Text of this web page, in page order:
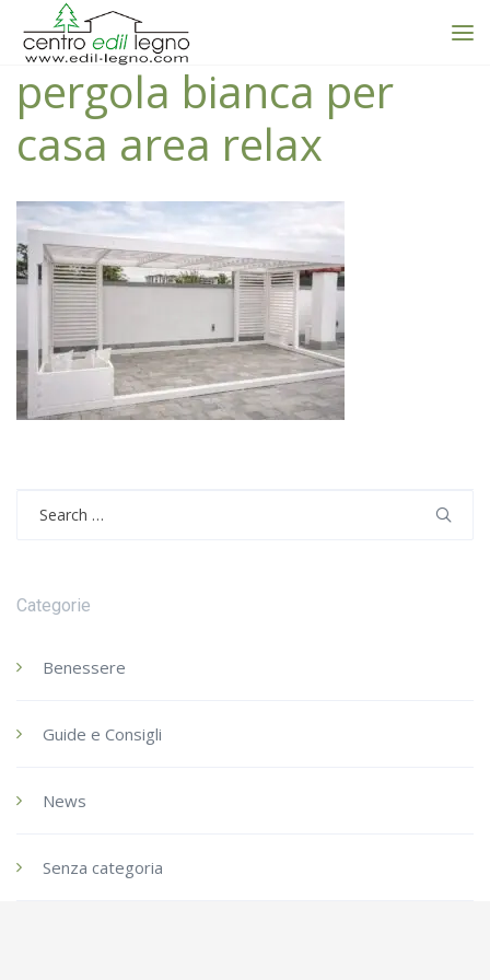
pergola bianca per
casa area relax
Categorie
Benessere
Guide e Consigli
News
Senza categoria